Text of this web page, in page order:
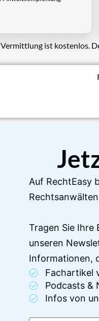
ist kostenlos.
Auf RechtEasy
Tragen Sie Ihre
unseren
Informationen,
Fachartikel
Podcasts &
Infos von